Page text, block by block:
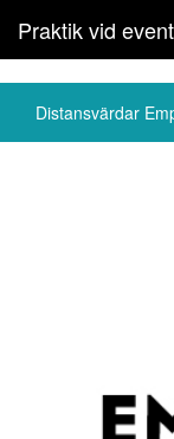
Praktik vid
Distansvärdar